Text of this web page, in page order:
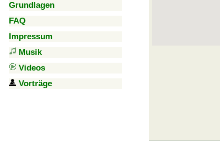
Grundlagen
FAQ
Impressum
Musik
Videos
Vorträge